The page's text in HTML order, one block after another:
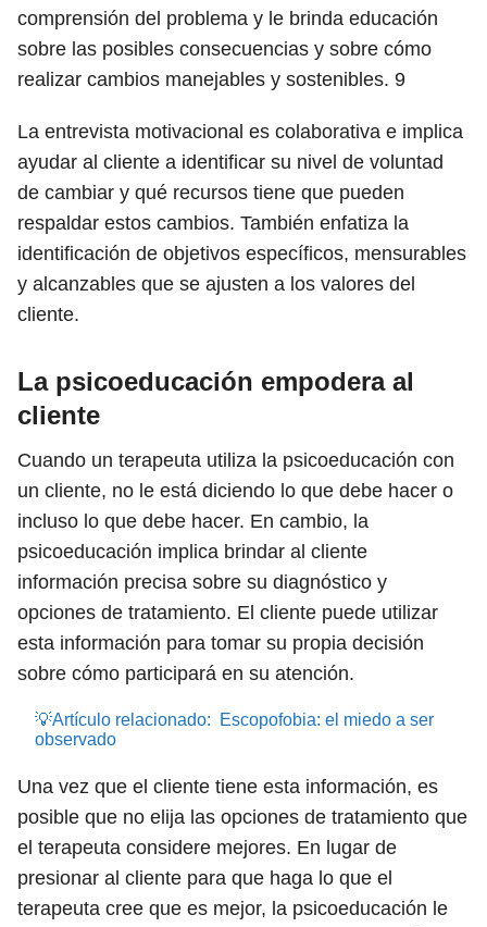
comprensión del problema y le brinda educación
sobre las posibles consecuencias y sobre cómo
realizar cambios manejables y sostenibles. 9
La entrevista motivacional es colaborativa e implica
ayudar al cliente a identificar su nivel de voluntad
de cambiar y qué recursos tiene que pueden
respaldar estos cambios. También enfatiza la
identificación de objetivos específicos, mensurables
y alcanzables que se ajusten a los valores del
cliente.
La psicoeducación empodera al
cliente
Cuando un terapeuta utiliza la psicoeducación con
un cliente, no le está diciendo lo que debe hacer o
incluso lo que debe hacer. En cambio, la
psicoeducación implica brindar al cliente
información precisa sobre su diagnóstico y
opciones de tratamiento. El cliente puede utilizar
esta información para tomar su propia decisión
sobre cómo participará en su atención.
💡Artículo relacionado:
Escopofobia: el miedo a ser
observado
Una vez que el cliente tiene esta información, es
posible que no elija las opciones de tratamiento que
el terapeuta considere mejores. En lugar de
presionar al cliente para que haga lo que el
terapeuta cree que es mejor, la psicoeducación le